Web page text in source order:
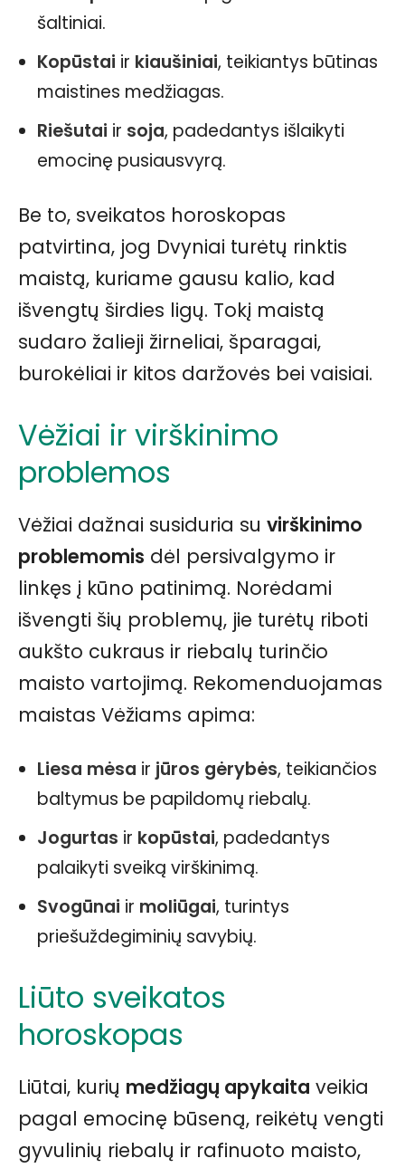
šaltiniai.
Kopūstai ir kiaušiniai, teikiantys būtinas
maistines medžiagas.
Riešutai ir soja, padedantys išlaikyti
emocinę pusiausvyrą.
Be to, sveikatos horoskopas
patvirtina, jog Dvyniai turėtų rinktis
maistą, kuriame gausu kalio, kad
išvengtų širdies ligų. Tokį maistą
sudaro žalieji žirneliai, šparagai,
burokėliai ir kitos daržovės bei vaisiai.
Vėžiai ir virškinimo
problemos
Vėžiai dažnai susiduria su virškinimo
problemomis dėl persivalgymo ir
linkęs į kūno patinimą. Norėdami
išvengti šių problemų, jie turėtų riboti
aukšto cukraus ir riebalų turinčio
maisto vartojimą. Rekomenduojamas
maistas Vėžiams apima:
Liesa mėsa ir jūros gėrybės, teikiančios
baltymus be papildomų riebalų.
Jogurtas ir kopūstai, padedantys
palaikyti sveiką virškinimą.
Svogūnai ir moliūgai, turintys
priešuždegiminių savybių.
Liūto sveikatos
horoskopas
Liūtai, kurių medžiagų apykaita veikia
pagal emocinę būseną, reikėtų vengti
gyvulinių riebalų ir rafinuoto maisto,